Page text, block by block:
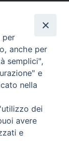
- 13:00
- 12:30
per
anche per
semplici",
e
nella
dei
avere
e